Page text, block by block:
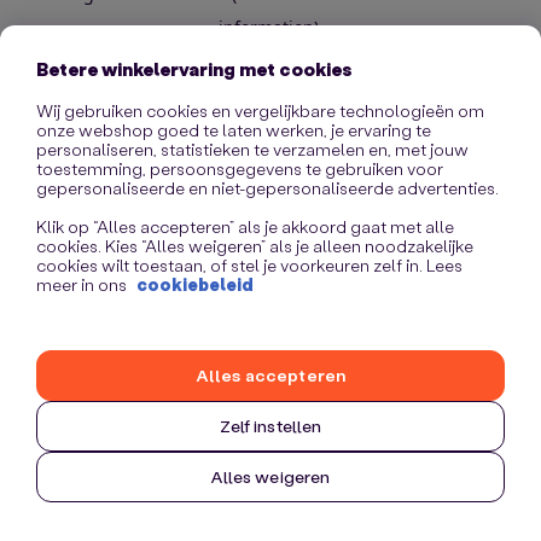
information).
Betere winkelervaring met cookies
Wij gebruiken cookies en vergelijkbare technologieën om
onze webshop goed te laten werken, je ervaring te
personaliseren, statistieken te verzamelen en, met jouw
toestemming, persoonsgegevens te gebruiken voor
gepersonaliseerde en niet-gepersonaliseerde advertenties.
Klik op “Alles accepteren” als je akkoord gaat met alle
cookies. Kies “Alles weigeren” als je alleen noodzakelijke
cookies wilt toestaan, of stel je voorkeuren zelf in. Lees
meer in ons cookiebeleid
Zelf instellen
Alles weigeren
Alles accepteren